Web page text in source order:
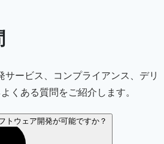
ービス、コンプライアンス、デリ
くある質問をご紹介します。
トウェア開発が可能ですか？